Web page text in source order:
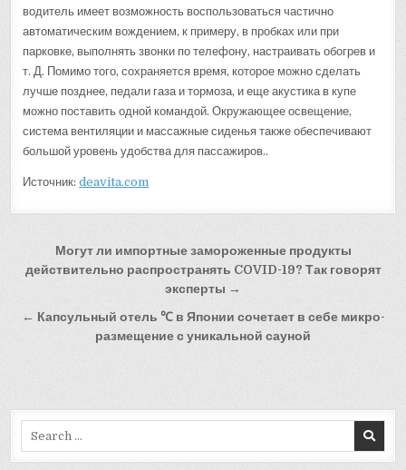
водитель имеет возможность воспользоваться частично
автоматическим вождением, к примеру, в пробках или при
парковке, выполнять звонки по телефону, настраивать обогрев и
т. Д. Помимо того, сохраняется время, которое можно сделать
лучше позднее, педали газа и тормоза, и еще акустика в купе
можно поставить одной командой. Окружающее освещение,
система вентиляции и массажные сиденья также обеспечивают
большой уровень удобства для пассажиров..
Источник:deavita.com
Навигация
по
записям
Могут ли импортные замороженные продукты
действительно распространять COVID-19? Так говорят
эксперты →
← Капсульный отель ℃ в Японии сочетает в себе микро-
размещение с уникальной сауной